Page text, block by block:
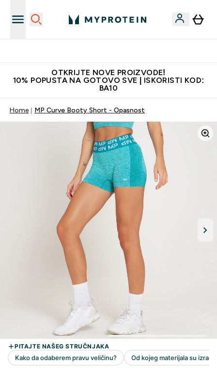
OTKRIJTE NOVE PROIZVODE!
10% POPUSTA NA GOTOVO SVE | ISKORISTI KOD:
BA10
Home MP Curve Booty Short - Opasnost